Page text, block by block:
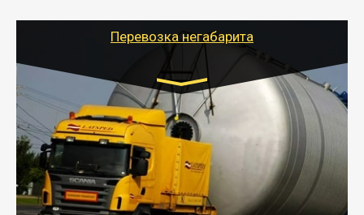
Перевозка негабарита
Цена за км. Рассчитывается
индивидуально
- Перевозка техники и негабаритных грузов
осуществляется после получения разрешения на
перевозку (обычно 7-14 дней).